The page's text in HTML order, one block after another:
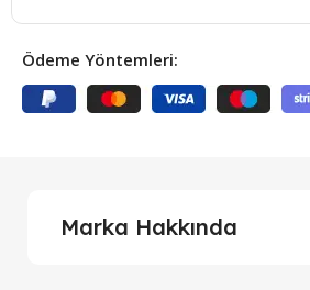
Ödeme Yöntemleri:
Marka Hakkında